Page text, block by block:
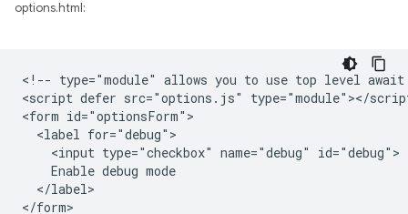
options.html:
<!-- type="module" allows you to use top level
<script defer src="options.js" type="module"></
<form id="optionsForm">
  <label for="debug">
    <input type="checkbox" name="debug" id="debug">
    Enable debug mode
  </label>